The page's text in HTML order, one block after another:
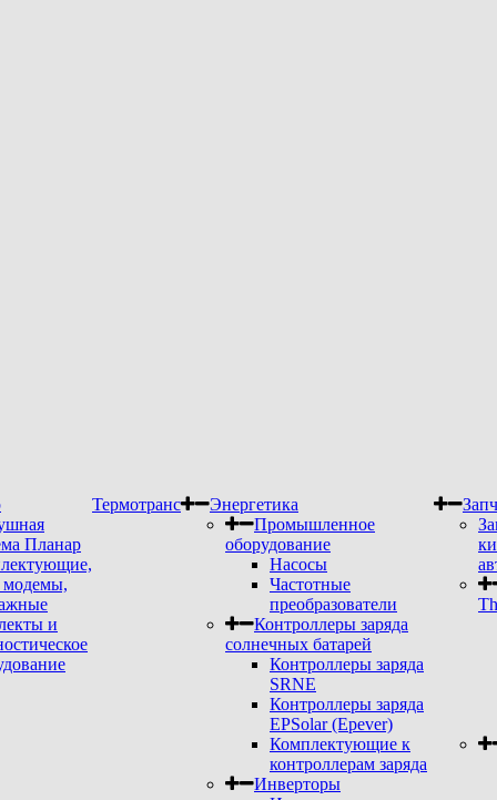
Планар
модемы,
и
Термотранс
Энергетика
Промышленное
оборудование
Насосы
Частотные
преобразователи
Контроллеры заряда
солнечных батарей
Контроллеры заряда
SRNE
Контроллеры заряда
EPSolar (Epever)
Комплектующие к
контроллерам заряда
Инверторы